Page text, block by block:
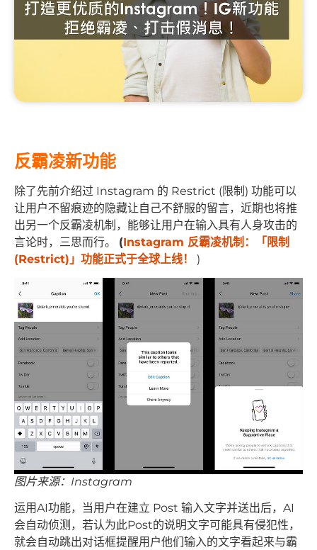
反霸凌新功能
除了先前介绍过 Instagram 的 Restrict (限制) 功能可以
让用户不留痕迹的隐藏让自己不舒服的留言，近期也将推
出另一个反霸凌机制，能够让用户在输入具有人身攻击的
言论时，三思而行。 (Instagram 反霸凌机制：「限制
(Restrict)」功能正式于全球上线！
)
图片来源：Instagram
运用AI功能，当用户在建立 Post 输入文字并送出后，AI
会自动侦测，若认为此Post的说明文字可能具有侵犯性，
就会自动跳出对话框提醒用户他们输入的文字看起来与霸